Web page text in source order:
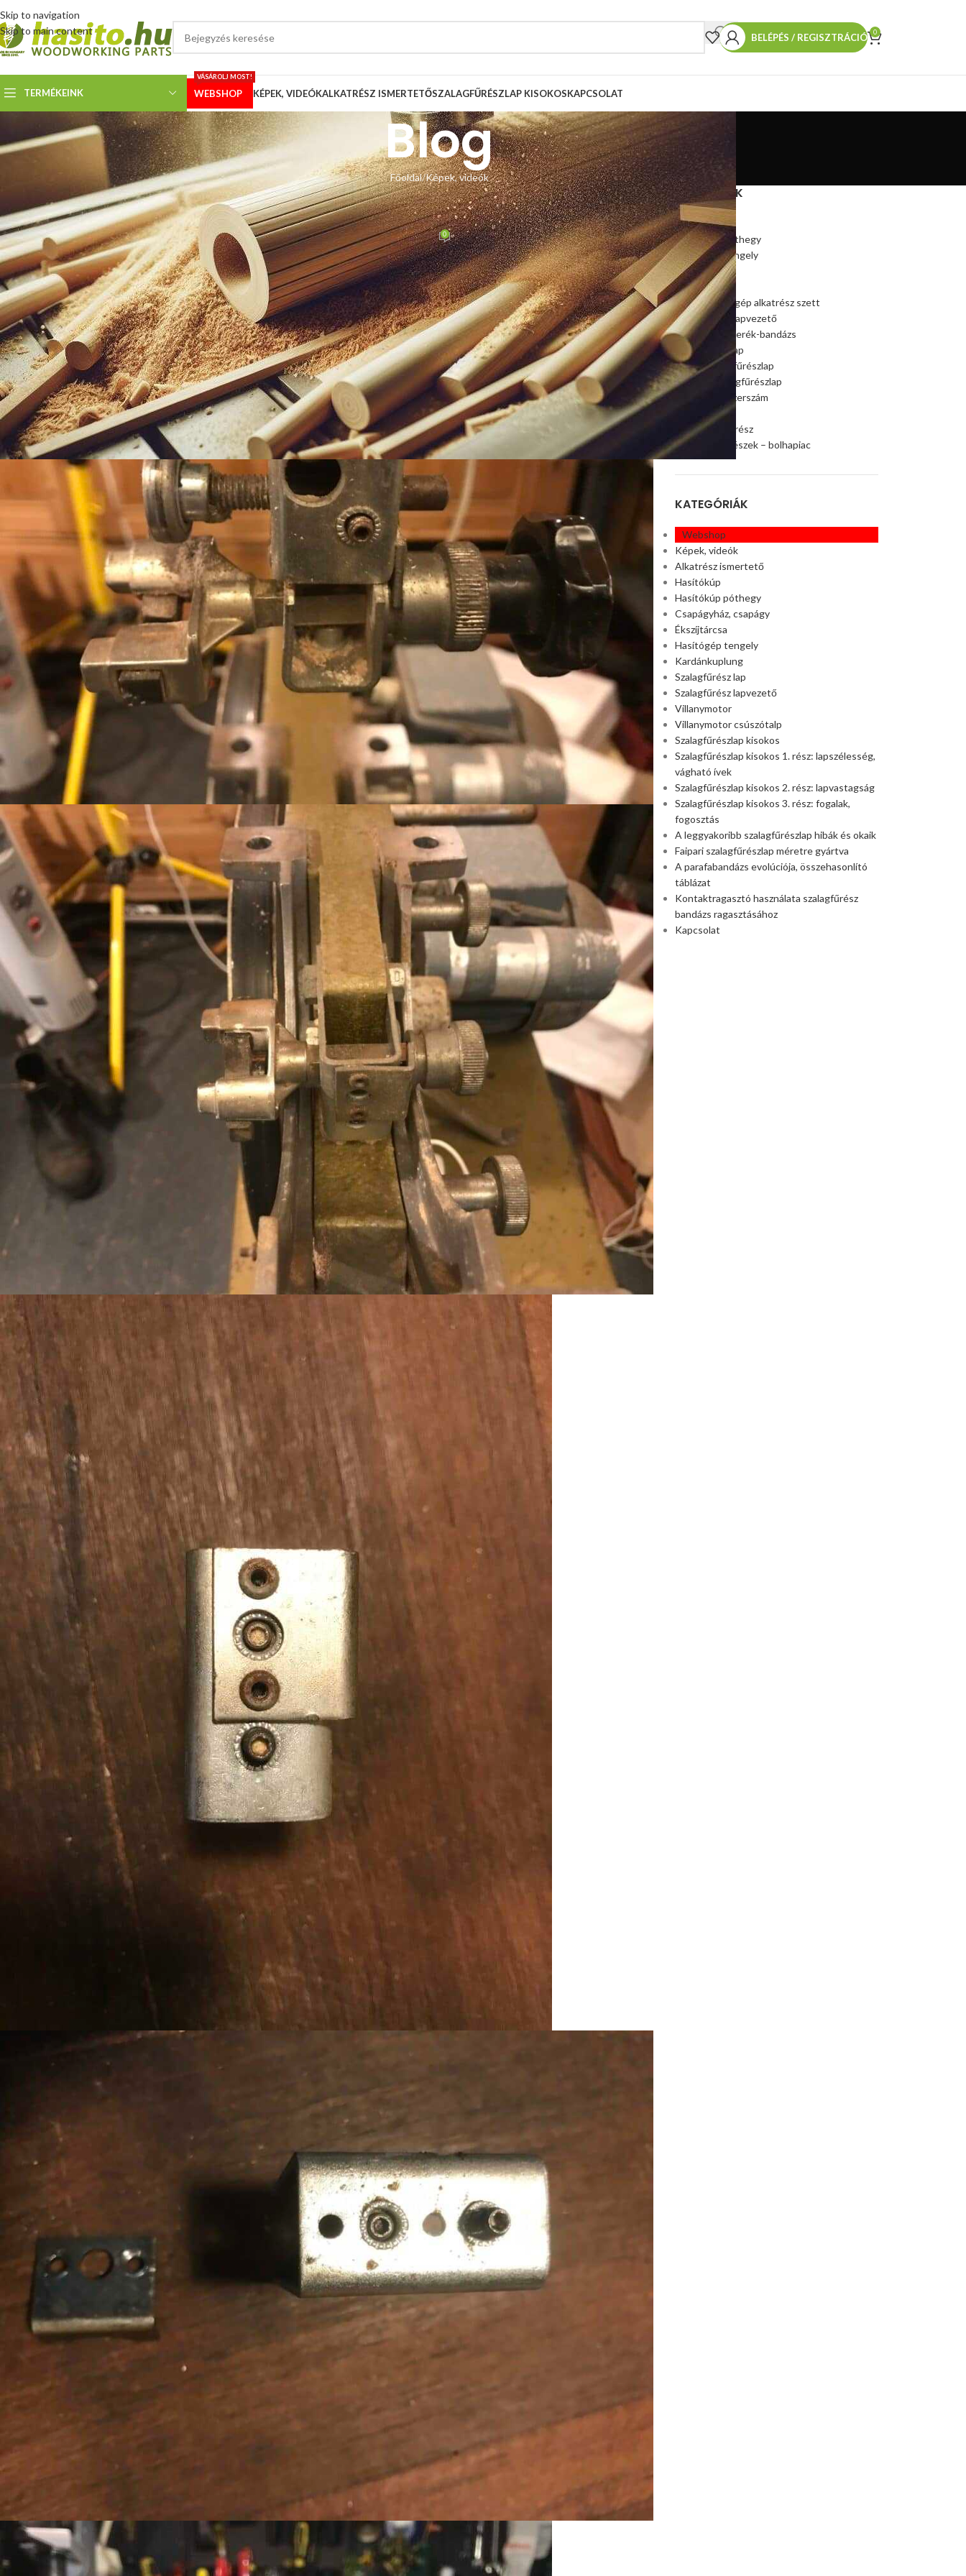
Skip to navigation
Skip to main content
BELÉPÉS / REGISZTRÁCIÓ 0
TERMÉKEINK WEBSHOP
VÁSÁROLJ MOST!
KÉPEK, VIDEÓKALKATRÉSZ ISMERTETŐSZALAGFŰRÉSZLAP KISOKOSKAPCSOLAT
Blog
Főoldal Képek, videók
KÉPEK, VIDEÓK
Scheppach HBS32 szalagfűrész lapvezető csere
Megosztotta Hoffmann Zsolt Be október 31, 2024 0
Egy kedves vevőnk fotókkal dokumentálta a Scheppach HBS32 szalagfűrészének átépítését, amely során a4×4-es lapvezetőinket építette be.
Köszönjük a képeket és biztosak vagyunk benne, hogy ez a 10 db-os diasor nagy segítség lesz a jövőbeli vásárlóink számára!
TERMÉKEINK
Hasítókúp
Hasítókúp póthegy
Hasítógép tengely
Ékszíjtárcsa
Csapágy
Kúpos hasítógép alkatrész szett
Szalagfűrész lapvezető
Szalagfűrészkerék-bandázs
Szalagfűrészlap
Faipari szalagfűrészlap
Húsipari szalagfűrészlap
Faipari gép, szerszám
Ágaprító
Offroad alkatrész
Akciós alkatrészek – bolhapiac
KATEGÓRIÁK
Webshop
Képek, videók
Alkatrész ismertető
Hasítókúp
Hasítókúp póthegy
Csapágyház, csapágy
Ékszíjtárcsa
Hasítógép tengely
Kardánkuplung
Szalagfűrész lap
Szalagfűrész lapvezető
Villanymotor
Villanymotor csúszótalp
Szalagfűrészlap kisokos
Szalagfűrészlap kisokos 1. rész: lapszélesség,
vágható ívek
Szalagfűrészlap kisokos 2. rész: lapvastagság
Szalagfűrészlap kisokos 3. rész: fogalak,
fogosztás
A leggyakoribb szalagfűrészlap hibák és okaik
Faipari szalagfűrészlap méretre gyártva
A parafabandázs evolúciója, összehasonlító
táblázat
Kontaktragasztó használata szalagfűrész
bandázs ragasztásához
Kapcsolat